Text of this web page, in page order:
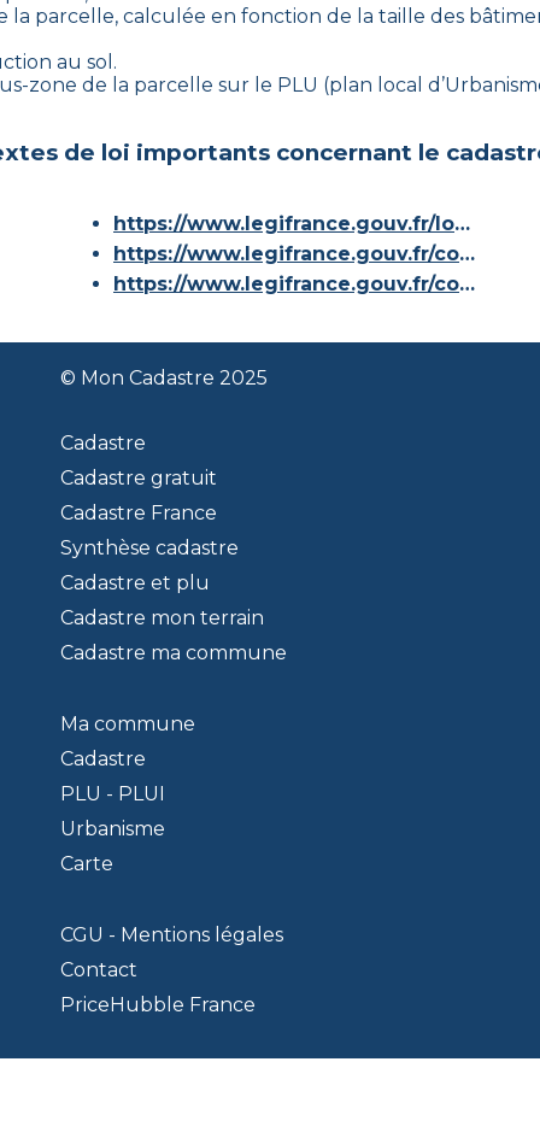
la parcelle, calculée en fonction de la taille des
au sol.
zone de la parcelle sur le PLU (plan local
de loi importants concernant le
https://www.legifrance.gouv.fr/loda/id/JORFTEXT000000686267/
https://www.legifrance.gouv.fr/codes/article_lc/LEGIARTI000036588629/
https://www.legifrance.gouv.fr/codes/id/LEGISCTA000006180153/
© Mon Cadastre 2025
Cadastre
Cadastre gratuit
Cadastre France
Synthèse cadastre
Cadastre et plu
Cadastre mon terrain
Cadastre ma commune
Ma commune
Cadastre
PLU - PLUI
Urbanisme
Carte
CGU - Mentions légales
Contact
PriceHubble France